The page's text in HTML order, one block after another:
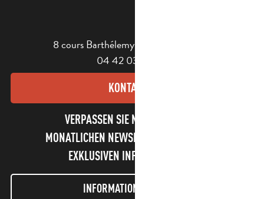
8 cours Barthélemy - 13400 Aubagne
04 42 03 49 98
KONTAKT
VERPASSEN SIE NICHT UNSEREN
MONATLICHEN NEWSLETTER UND UNSERE
EXKLUSIVEN INFORMATIONEN!
INFORMATIONEN LETTER